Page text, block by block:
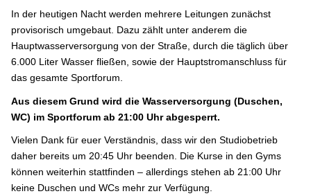
In der heutigen Nacht werden mehrere Leitungen zunächst
provisorisch umgebaut. Dazu zählt unter anderem die
Hauptwasserversorgung von der Straße, durch die täglich über
6.000 Liter Wasser fließen, sowie der Hauptstromanschluss für
das gesamte Sportforum.
Aus diesem Grund wird die Wasserversorgung (Duschen,
WC) im Sportforum ab 21:00 Uhr abgesperrt.
Vielen Dank für euer Verständnis, dass wir den Studiobetrieb
daher bereits um 20:45 Uhr beenden. Die Kurse in den Gyms
können weiterhin stattfinden – allerdings stehen ab 21:00 Uhr
keine Duschen und WCs mehr zur Verfügung.